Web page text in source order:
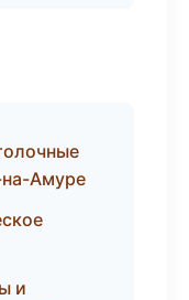
Амуре
и